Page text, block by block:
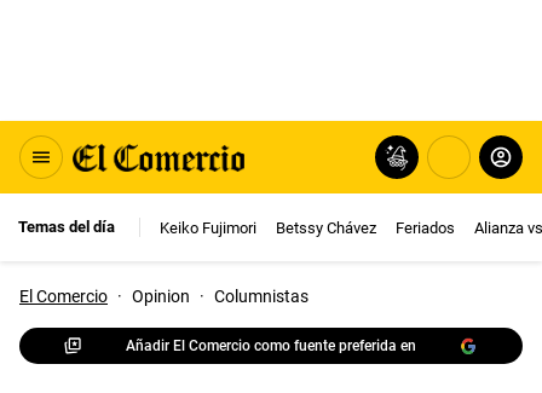
Temas del día Keiko Fujimori Betssy Chávez Feriados Alianza
El Comercio · Opinion · Columnistas
Añadir El Comercio como fuente preferida en